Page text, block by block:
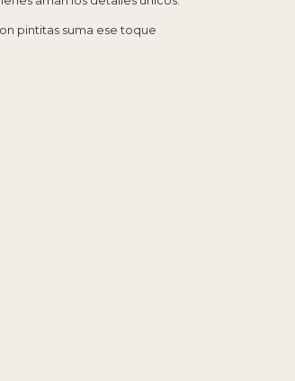
pintitas suma ese toque